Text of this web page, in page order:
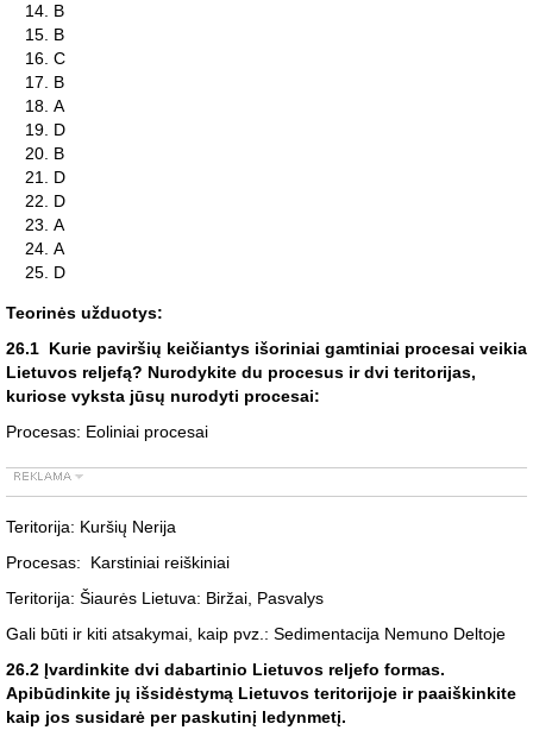
B
B
C
B
A
D
B
D
D
A
A
D
Teorinės užduotys:
26.1 Kurie paviršių keičiantys išoriniai gamtiniai procesai veikia
Lietuvos reljefą? Nurodykite du procesus ir dvi teritorijas,
kuriose vyksta jūsų nurodyti procesai:
Procesas: Eoliniai procesai
Teritorija: Kuršių Nerija
Procesas: Karstiniai reiškiniai
Teritorija: Šiaurės Lietuva: Biržai, Pasvalys
Gali būti ir kiti atsakymai, kaip pvz.: Sedimentacija Nemuno Deltoje
26.2 Įvardinkite dvi dabartinio Lietuvos reljefo formas.
Apibūdinkite jų išsidėstymą Lietuvos teritorijoje ir paaiškinkite
kaip jos susidarė per paskutinį ledynmetį.